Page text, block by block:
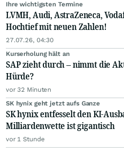
Ihre wichtigsten Termine
LVMH, Audi, AstraZeneca,
Hochtief mit neuen Zahlen!
27.07.26, 04:30
Kurserholung hält an
SAP zieht durch – nimmt die
Hürde?
vor 32 Minuten
SK hynix geht jetzt aufs Ganze
SK hynix entfesselt den KI-
Milliardenwette ist gigantisch
vor 1 Stunde